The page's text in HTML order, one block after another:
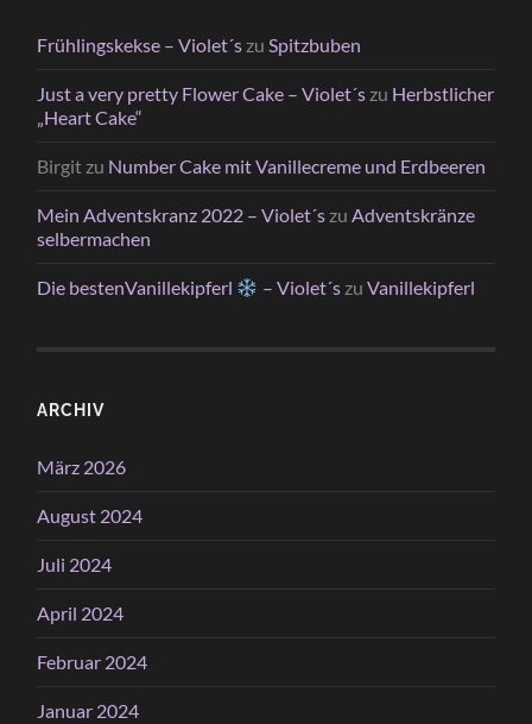
Frühlingskekse – Violet´s zuSpitzbuben
Just a very pretty Flower Cake – Violet´s zu Herbstlicher
„Heart Cake“
Birgit zu Number Cake mit Vanillecreme und Erdbeeren
Mein Adventskranz 2022 – Violet´s zuAdventskränze
selbermachen
Die bestenVanillekipferl – Violet´szu Vanillekipferl
ARCHIV
März 2026
August 2024
Juli 2024
April 2024
Februar 2024
Januar 2024